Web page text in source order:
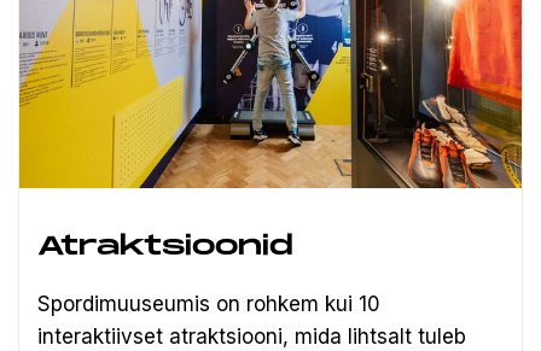
Atraktsioonid
Spordimuuseumis on rohkem kui 10
interaktiivset atraktsiooni, mida lihtsalt tuleb